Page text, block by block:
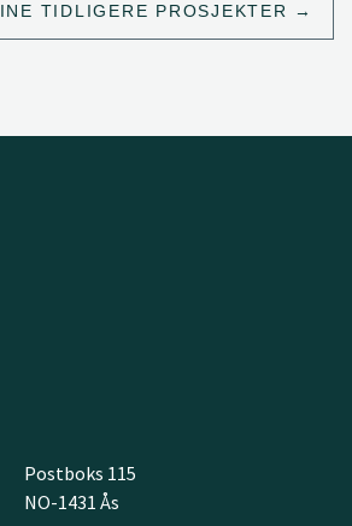
TIDLIGERE PROSJEKTER
Postboks 115
NO-1431 Ås